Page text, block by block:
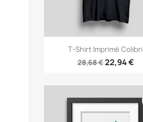
Anteprima
T-Shirt Imprimé Colibri
28,68 €22,94 €